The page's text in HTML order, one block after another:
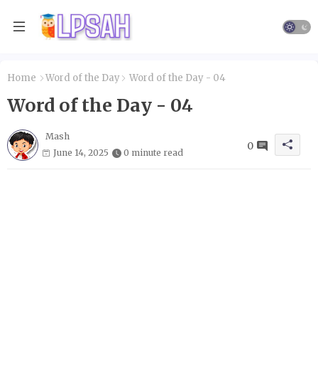
Home Word of the Day Word of the Day - 04
Word of the Day - 04
Mash
June 14, 2025
0 minute read
0